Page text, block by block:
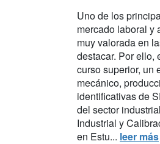
Uno de los
mercado laboral y
muy valorada en
destacar. Por ello,
curso superior, un
mecánico,
identificativas de
del sector
Industrial y
en Estu... leer más